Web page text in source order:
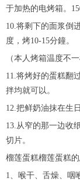
于加热的电烤箱。
10.将剩下的面浆倒
度，烤10-15分鐘。
（本人烤箱温度不
11.将烤好的蛋糕翻
拌均就可以。
12.把鲜奶油抹在生
13.从窄的那一边收
切片。
榴莲蛋糕榴莲蛋糕
1、喉干、舌燥、咽